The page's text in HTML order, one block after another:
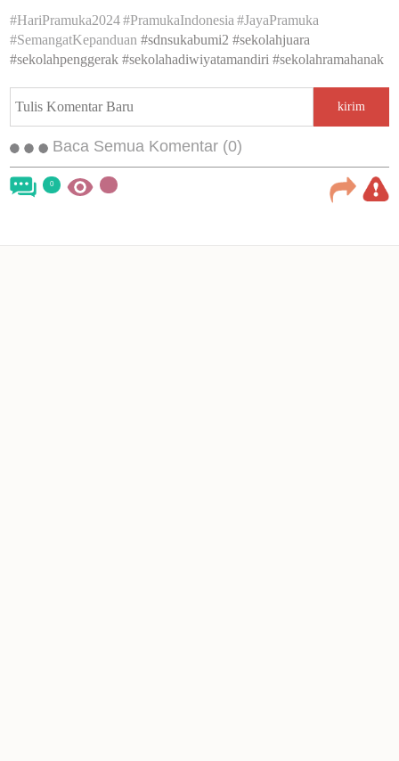
#HariPramuka2024#PramukaIndonesia #JayaPramuka
#SemangatKepanduan #sdnsukabumi2 #sekolahjuara
#sekolahpenggerak #sekolahadiwiyatamandiri #sekolahramahanak
kirim
Baca Semua Komentar (0)
0